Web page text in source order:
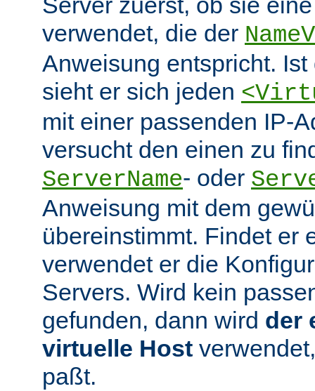
verwendet, die der
Anweisung entspricht.
sieht er sich jeden
mit einer passenden IP-
versucht den einen zu
ServerName- oder
Anweisung mit dem
übereinstimmt. Findet er
verwendet er die
Servers. Wird kein
gefunden, dann wird der
virtuelle Host
paßt.